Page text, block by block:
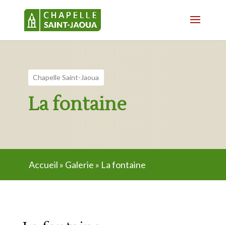
Chapelle Saint-Jaoua
La fontaine
Accueil » Galerie » La fontaine